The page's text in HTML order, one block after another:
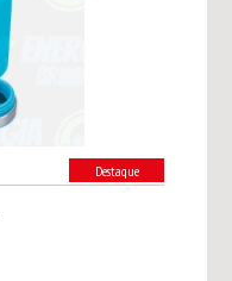
Destaque